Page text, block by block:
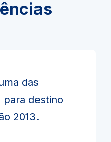
das
para destino
2013.